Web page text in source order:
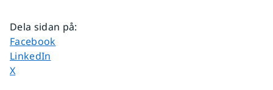
Dela sidan på:
Dela sidan på
Facebook
Dela sidan på
LinkedIn
Dela sidan på
X